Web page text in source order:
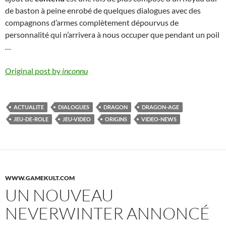
de baston à peine enrobé de quelques dialogues avec des
compagnons d’armes complètement dépourvus de
personnalité qui n’arrivera à nous occuper que pendant un poil
…
Original post by inconnu
ACTUALITE DIALOGUES DRAGON
DRAGON-AGE
JEU-DE-ROLE
JEU-VIDEO ORIGINS VIDEO-NEWS
WWW.GAMEKULT.COM
UN NOUVEAU
NEVERWINTER ANNONCÉ